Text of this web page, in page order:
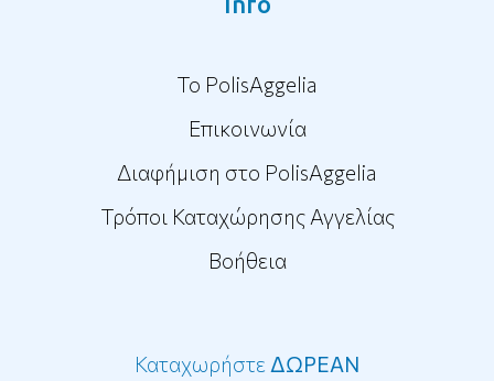
To PolisAggelia
Επικοινωνία
Διαφήμιση στο PolisAggelia
Τρόποι Καταχώρησης Αγγελίας
Βοήθεια
Καταχωρήστε ΔΩΡΕΑΝ